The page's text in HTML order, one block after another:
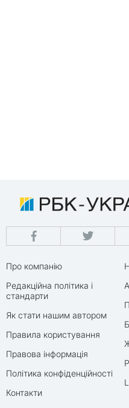
Про компанію
Редакційна політика і
стандарти
Як стати нашим автором
Правила користування
Правова інформація
Політика конфіденційності
Контакти